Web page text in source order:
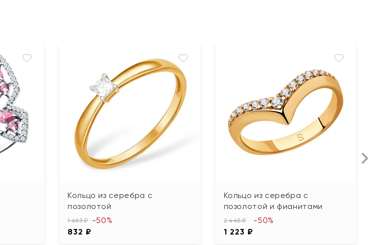
Кольцо из серебра с
позолотой
1 663 ₽
832 ₽
-50%
Кольцо из серебра с
позолотой и фианитами
2 445 ₽
1 223 ₽
-50%